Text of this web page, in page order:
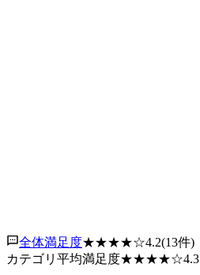
全体満足度★★★★☆4.2(13件)
カテゴリ平均満足度★★★★☆4.3